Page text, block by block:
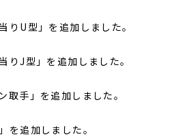
りU型」を追加しました。
りJ型」を追加しました。
取手」を追加しました。
を追加しました。